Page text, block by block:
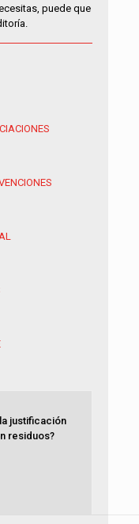
puede que
justificación
residuos?